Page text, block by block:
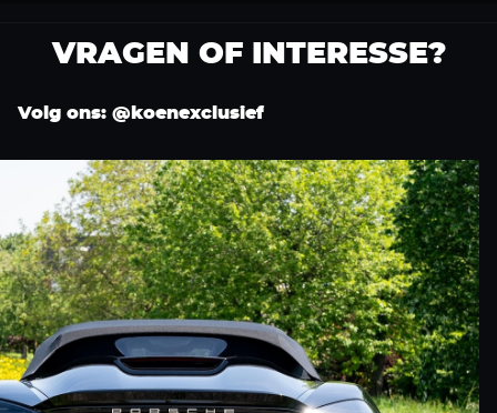
VRAGEN OF INTERESSE?
Volg ons: @koenexclusief